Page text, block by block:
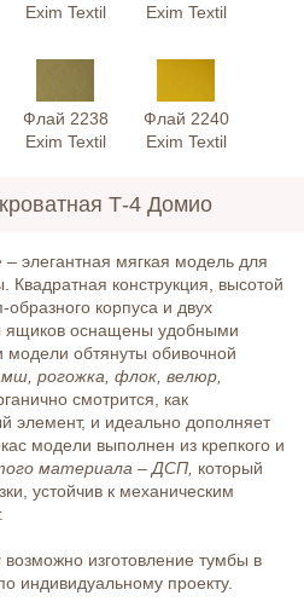
Exim Textil
Exim Textil
Флай 2238
Exim Textil
Флай 2240
Exim Textil
Т-4 Домио
– элегантная мягкая модель для
Квадратная конструкция, высотой
образного корпуса и двух
оснащены удобными
модели обтянуты обивочной
рогожка, флок, велюр,
смотрится, как
элемент, и идеально дополняет
модели выполнен из крепкого и
материала – ДСП, который
устойчив к механическим
возможно изготовление тумбы в
индивидуальному проекту.